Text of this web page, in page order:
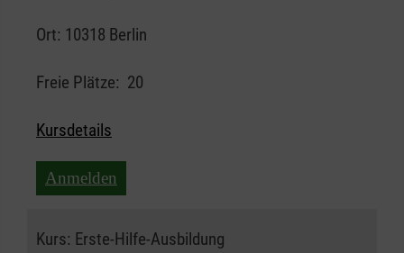
Ort: 10318 Berlin
Freie Plätze: 20
Kursdetails
Anmelden
Kurs: Erste-Hilfe-Ausbildung